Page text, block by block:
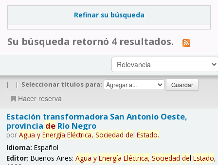
Refinar su búsqueda
Su búsqueda retornó 4 resultados.
| | Seleccionar títulos para:
Hacer reserva
Estación transformadora San Antonio Oeste,
provincia deRío Negro
por Agua y Energía Eléctrica, Sociedad del Estado.
Idioma: Español
Editor: Buenos Aires: Agua y Energía Eléctrica, Sociedad del Estado,